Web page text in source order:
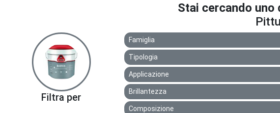
Stai cercando
Filtra per
Famiglia
Tipologia
Applicazione
Brillantezza
Composizione